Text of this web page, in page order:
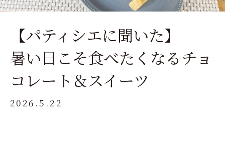
【パティシエに聞いた】
暑い日こそ食べたくなるチョ
コレート＆スイーツ
2026.5.22